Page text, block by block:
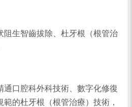
阻生智齒拔除、杜牙根（根管治
通口腔科外科技術、數字化修復
的杜牙根（根管治療）技術，